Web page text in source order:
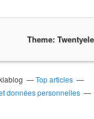
Theme:
Top articles
données personnelles